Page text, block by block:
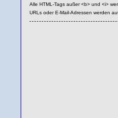
Alle HTML-Tags außer <b> und <i>
URLs oder E-Mail-Adressen werden